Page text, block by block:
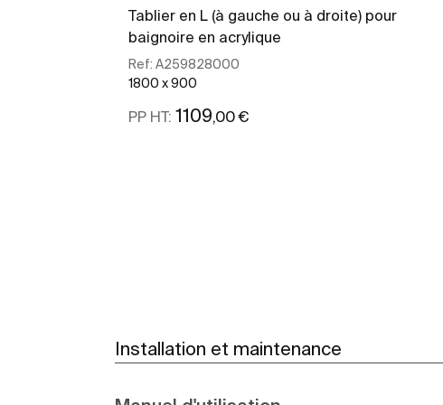
Tablier en L (à gauche ou à droite) pour
baignoire en acrylique
Ref: A259828000
1800 x 900
PP HT: 1109,00 €
Installation et maintenance